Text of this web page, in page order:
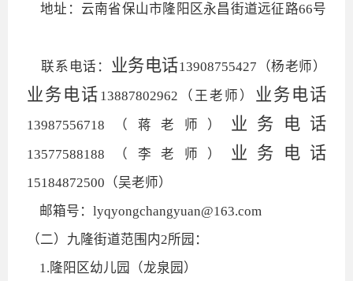
地址：云南省保山市隆阳区永昌街道远征路66号
联系电话： 业务电话13908755427（杨老师）
业务电话 13887802962（王老师） 业务电话
13987556718（蒋老师） 业务电话
13577588188（李老师） 业务电话
15184872500（吴老师）
邮箱号：lyqyongchangyuan@163.com
（二）九隆街道范围内2所园：
1.隆阳区幼儿园（龙泉园）